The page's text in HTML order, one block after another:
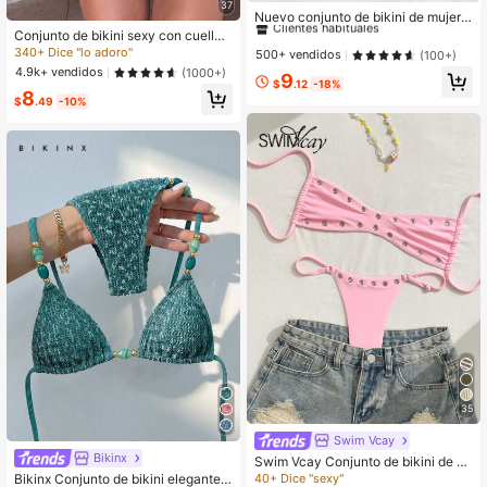
37
Conjunto de bikini sexy con cuello
halter y lazo de color contrastante
para mujer, traje de baño de moda y
cómodo para vacaciones de verano
en la playa, Vacationcore
340+ Dice "lo adoro"
4.9k+ vendidos
(1000+)
$8.49 -10%
Bikinx
Bikinx Conjunto de bikini elegante c
Nuevo conjunto de bikini de mujer e
stilo europeo y americano, para vac
aciones de verano en la playa, colo
r negro
Clientes habituales
30+ Dice "queda bien"
Clientes habituales
30+ Dice "queda bien"
Clientes habituales
30+ Dice "queda bien"
Clientes habituales
500+ vendidos (100+)
$9.12 -18%
35
Swim Vcay
Swim Vcay Conjunto de bikini de 2
piezas para mujer, de unicolor, sexy,
40+ Dice "sexy"